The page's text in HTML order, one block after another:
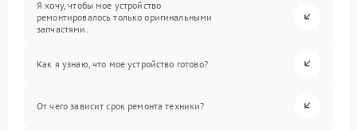
Я хочу, чтобы мое устройство
ремонтировалось только оригинальными
запчастями.
Как я узнаю, что мое устройство готово?
От чего зависит срок ремонта техники?